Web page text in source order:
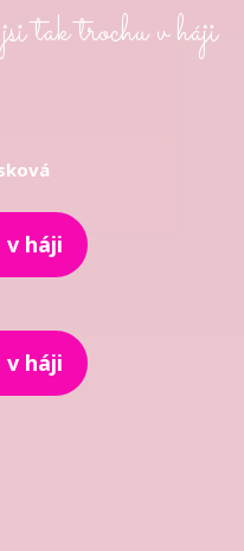
tak trochu v háji
v háji
v háji